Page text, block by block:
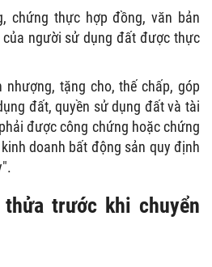
chứng thực hợp đồng, văn bản
người sử dụng đất được thực
nhượng, tặng cho, thế chấp, góp
đất, quyền sử dụng đất và tài
được công chứng hoặc chứng
doanh bất động sản quy định
trước khi chuyển